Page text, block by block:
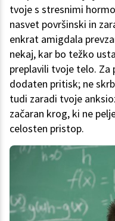
tvoje s stresnimi
nasvet površinski in
enkrat amigdala
nekaj, kar bo težko
preplavili tvoje telo. Za
dodaten pritisk; ne
tudi zaradi tvoje
začaran krog, ki ne
celosten pristop.